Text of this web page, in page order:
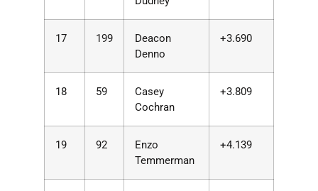
17 199
Deacon
Denno
+3.690
18 59
Casey
Cochran
+3.809
19 92
Enzo
Temmerman
+4.139